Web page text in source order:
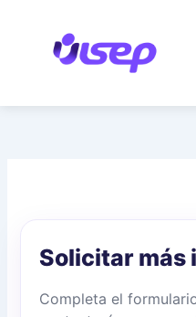
contenido
Solicitar más
Completa el